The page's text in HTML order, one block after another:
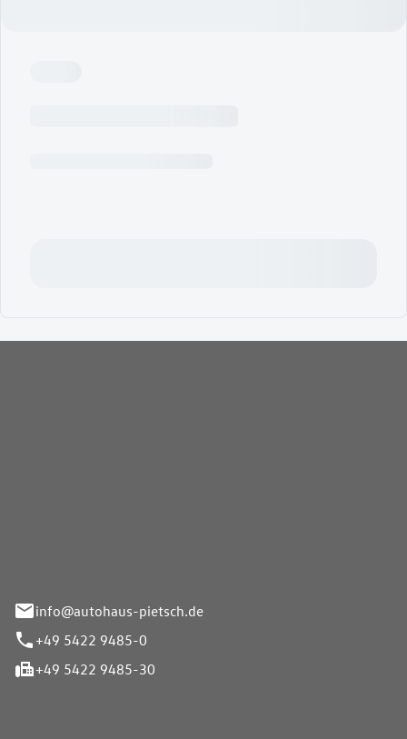
info@autohaus-pietsch.de
+49 5422 9485-0
+49 5422 9485-30